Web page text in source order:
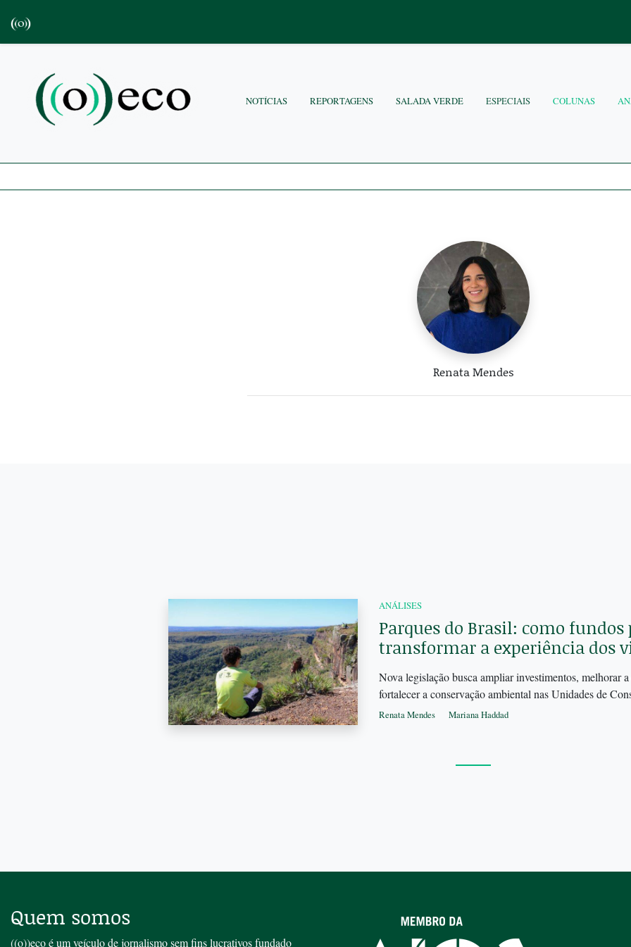
NOTÍCIAS REPORTAGENS SALADA VERDE ESPECIAIS COLUNAS
Renata Mendes
ANÁLISES
Parques do Brasil: como
transformar a experiência dos
Nova legislação busca ampliar investimentos, melhorar
fortalecer a conservação ambiental nas Unidades de
Renata Mendes Mariana Haddad
Quem somos
((o))eco é um veículo de jornalismo sem fins lucrativos fundado